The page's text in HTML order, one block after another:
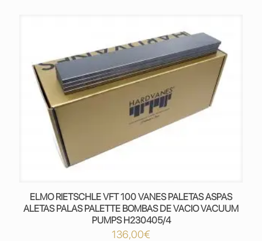
ELMO RIETSCHLE VFT 100 VANES PALETAS ASPAS
ALETAS PALAS PALETTE BOMBAS DE VACIO VACUUM
PUMPS H230405/4
136,00€